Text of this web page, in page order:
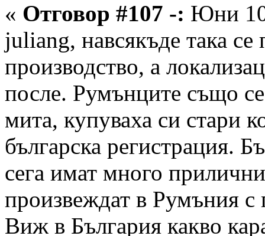
« Отговор #107 -: Юни
juliang, навсякъде така
производство, а
после. Румънците също
мита, купуваха си стари
българска регистрация.
сега имат много
произвеждат в Румъния с
Виж в България какво